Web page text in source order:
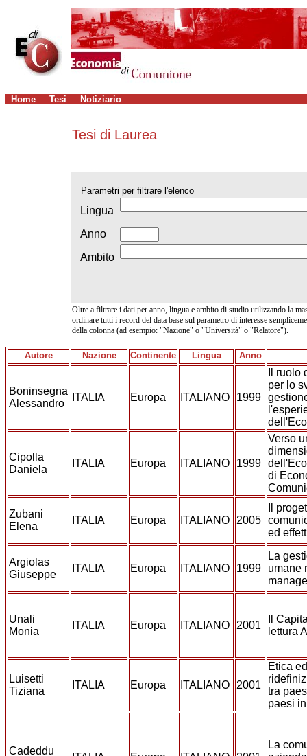
Home Tesi Notiziario
Tesi di Laurea
Parametri per filtrare l'elenco
Lingua
Anno
Ambito
Oltre a filtrare i dati per anno, lingua e ambito di studio utilizzando la
ordinare tutti i record del data base sul parametro di interesse
della colonna (ad esempio: "Nazione" o "Università" o "Relatore").
Autore Nazione Continente Lingua Anno
Boninsegna
Alessandro
ITALIA Europa ITALIANO 1999
Il
per lo
Cipolla
Daniela
ITALIA Europa ITALIANO 1999
Verso
di
Zubani
Elena
ITALIA Europa ITALIANO 2005
Il
ed
Argiolas
Giuseppe
ITALIA Europa ITALIANO 1999
La
umane
Unali
Monia
ITALIA Europa ITALIANO 2001
Il
lettura
Luisetti
Tiziana
ITALIA Europa ITALIANO 2001
Etica
tra
paesi
Cadeddu
La